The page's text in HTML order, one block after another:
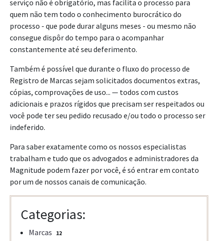
serviço não é obrigatório, mas facilita o processo para
quem não tem todo o conhecimento burocrático do
processo - que pode durar alguns meses - ou mesmo não
consegue dispôr do tempo para o acompanhar
constantemente até seu deferimento.
Também é possível que durante o fluxo do processo de
Registro de Marcas sejam solicitados documentos extras,
cópias, comprovações de uso... — todos com custos
adicionais e prazos rígidos que precisam ser respeitados ou
você pode ter seu pedido recusado e/ou todo o processo ser
indeferido.
Para saber exatamente como os nossos especialistas
trabalham e tudo que os advogados e administradores da
Magnitude podem fazer por você, é só entrar em contato
por um de nossos canais de comunicação.
Categorias:
Marcas 12